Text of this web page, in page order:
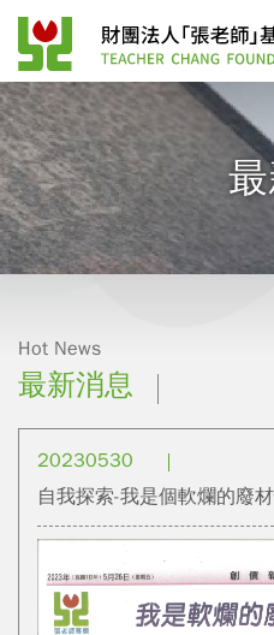
Hot News
最新消息
20230530
自我探索-我是個軟爛的廢